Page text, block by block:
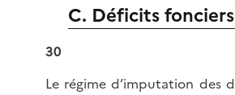
C. Déficits fonciers
30
Le régime d’imputation des